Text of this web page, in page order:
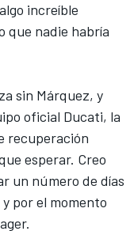
increíble
que nadie habría
sin Márquez, y
oficial Ducati, la
recuperación
esperar. Creo
un número de días
por el momento